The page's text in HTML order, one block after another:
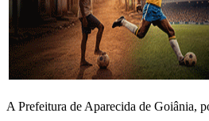
A Prefeitura de Aparecida de Goiânia,